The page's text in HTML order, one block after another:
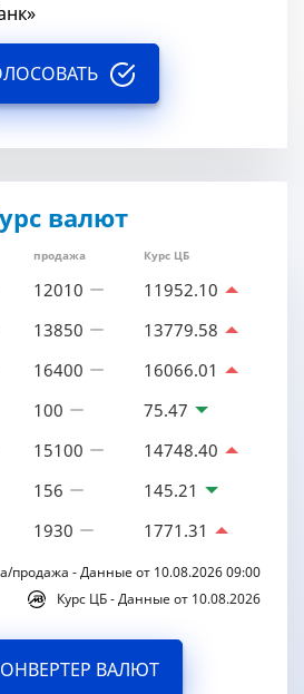
валют
продажа Курс ЦБ
12010 11952.10
13850 13779.58
16400 16066.01
100 75.47
15100 14748.40
156 145.21
1930 1771.31
продажа - Данные от 10.08.2026 09:00
Курс ЦБ - Данные от 10.08.2026
ВАЛЮТ